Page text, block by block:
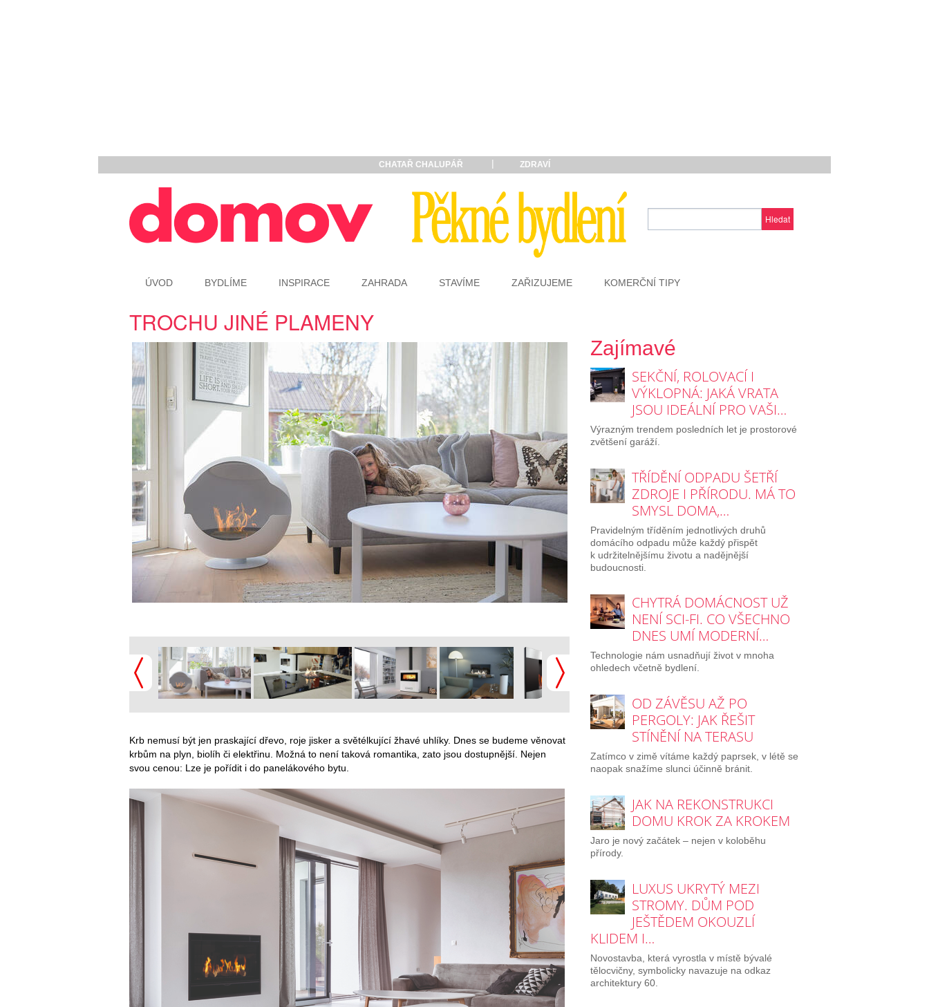
CHATAŘ CHALUPÁŘ ZDRAVÍ
Hledat
ÚVOD BYDLÍME INSPIRACE ZAHRADA STAVÍME ZAŘIZUJEME KOMERČNÍ TIPY
TROCHU JINÉ PLAMENY
Krb nemusí být jen praskající dřevo, roje jisker a světélkující žhavé uhlíky. Dnes se budeme věnovat
krbům na plyn, biolíh či elektřinu. Možná to není taková romantika, zato jsou dostupnější. Nejen
svou cenou: Lze je pořídit i do panelákového bytu.
Zajímavé
SEKČNÍ, ROLOVACÍ I
VÝKLOPNÁ: JAKÁ VRATA
JSOU IDEÁLNÍ PRO VAŠI…
Výrazným trendem posledních let je prostorové
zvětšení garáží.
TŘÍDĚNÍ ODPADU ŠETŘÍ
ZDROJE I PŘÍRODU. MÁ TO
SMYSL DOMA,…
Pravidelným tříděním jednotlivých druhů
domácího odpadu může každý přispět
k udržitelnějšímu životu a nadějnější
budoucnosti.
CHYTRÁ DOMÁCNOST UŽ
NENÍ SCI-FI. CO VŠECHNO
DNES UMÍ MODERNÍ…
Technologie nám usnadňují život v mnoha
ohledech včetně bydlení.
OD ZÁVĚSU AŽ PO
PERGOLY: JAK ŘEŠIT
STÍNĚNÍ NA TERASU
Zatímco v zimě vítáme každý paprsek, v létě se
naopak snažíme slunci účinně bránit.
JAK NA REKONSTRUKCI
DOMU KROK ZA KROKEM
Jaro je nový začátek – nejen v koloběhu
přírody.
LUXUS UKRYTÝ MEZI
STROMY. DŮM POD
JEŠTĚDEM OKOUZLÍ
KLIDEM I…
Novostavba, která vyrostla v místě bývalé
tělocvičny, symbolicky navazuje na odkaz
architektury 60.